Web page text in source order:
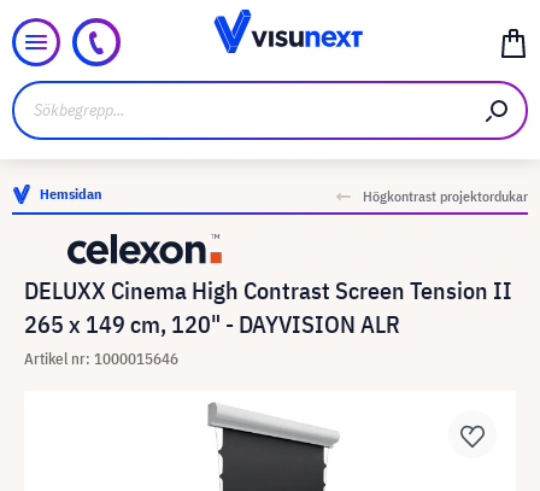
Hemsidan Högkontrast projektordukar
DELUXX Cinema High Contrast Screen Tension II
265 x 149 cm, 120" - DAYVISION ALR
Artikel nr: 1000015646